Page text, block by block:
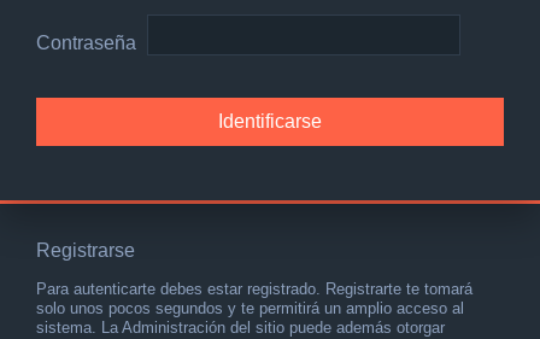
Contraseña
Registrarse
Para autenticarte debes estar registrado. Registrarte te tomará
solo unos pocos segundos y te permitirá un amplio acceso al
sistema. La Administración del sitio puede además otorgar